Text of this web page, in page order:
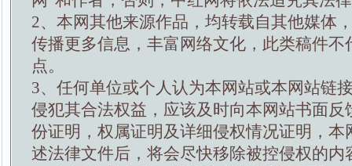
2、本网其他来源作品，均转载自其他媒体
传播更多信息，丰富网络文化，此类稿件不
点。
3、任何单位或个人认为本网站或本网站链
侵犯其合法权益，应该及时向本网站书面反
份证明，权属证明及详细侵权情况证明，本
述法律文件后，将会尽快移除被控侵权的内